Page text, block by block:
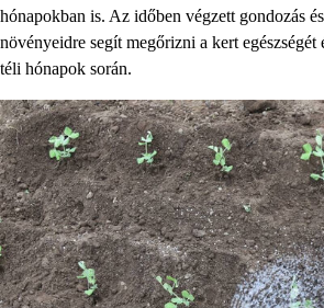
hónapokban is. Az időben végzett gondozás
növényeidre segít megőrizni a kert egészségét
téli hónapok során.